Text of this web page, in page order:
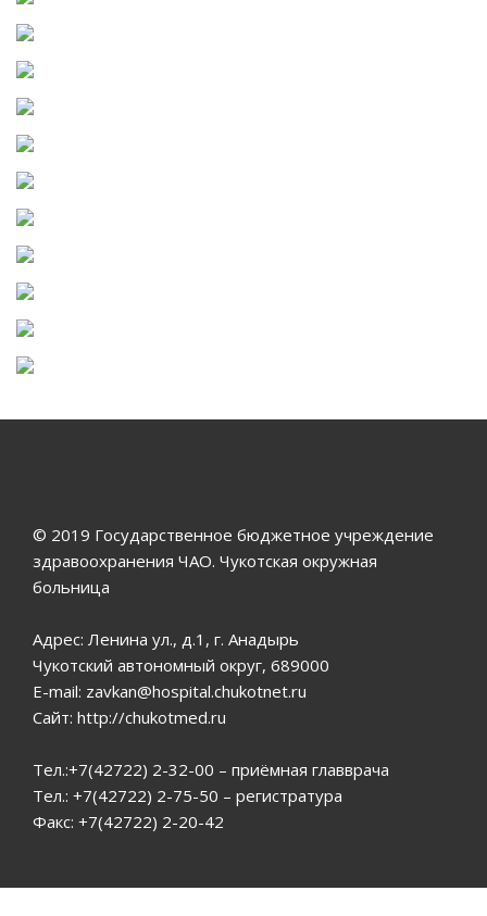
© 2019 Государственное бюджетное учреждение
здравоохранения ЧАО. Чукотская окружная
больница
Адрес: Ленина ул., д.1, г. Анадырь
Чукотский автономный округ, 689000
E-mail: zavkan@hospital.chukotnet.ru
Сайт: http://chukotmed.ru
Тел.:+7(42722) 2-32-00 – приёмная главврача
Тел.: +7(42722) 2-75-50 – регистратура
Факс: +7(42722) 2-20-42